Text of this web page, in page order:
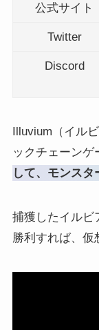
公式サイト
Twitter
Discord
Illuvium（イル
ックチェーンゲ
して、モンス
捕獲したイルビ
勝利すれば、仮